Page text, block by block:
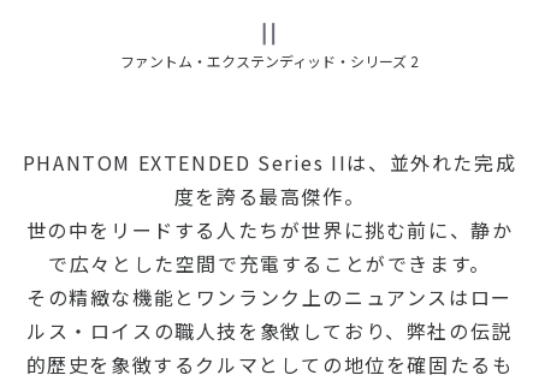
Ⅱ
ファントム・エクステンディッド・シリーズ 2
PHANTOM EXTENDED Series IIは、並外れた完成
度を誇る最高傑作。
世の中をリードする人たちが世界に挑む前に、静か
で広々とした空間で充電することができます。
その精緻な機能とワンランク上のニュアンスはロー
ルス・ロイスの職人技を象徴しており、弊社の伝説
的歴史を象徴するクルマとしての地位を確固たるも